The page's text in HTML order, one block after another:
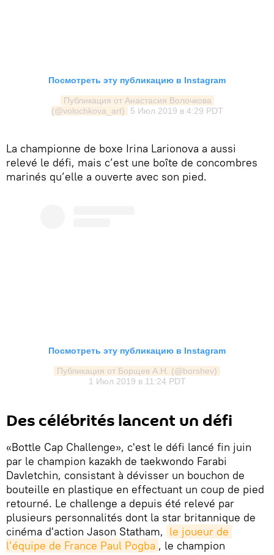
Посмотреть эту публикацию в Instagram
Публикация от Анастасия Волочкова
(@volochkova_art)
5 Июл 2019 в 4:29 PDT
La championne de boxe Irina Larionova a aussi
relevé le défi, mais c’est une boîte de concombres
marinés qu’elle a ouverte avec son pied.
Посмотреть эту публикацию в Instagram
Публикация от Борщев А.Н. (@borshev)
1 Июл 2019 в 11:24 PDT
Des célébrités lancent un défi
«Bottle Cap Challenge», c'est le défi lancé fin juin
par le champion kazakh de taekwondo Farabi
Davletchin, consistant à dévisser un bouchon de
bouteille en plastique en effectuant un coup de pied
retourné. Le challenge a depuis été relevé par
plusieurs personnalités dont la star britannique de
cinéma d'action Jason Statham, le joueur de
l’équipe de France Paul Pogba , le champion